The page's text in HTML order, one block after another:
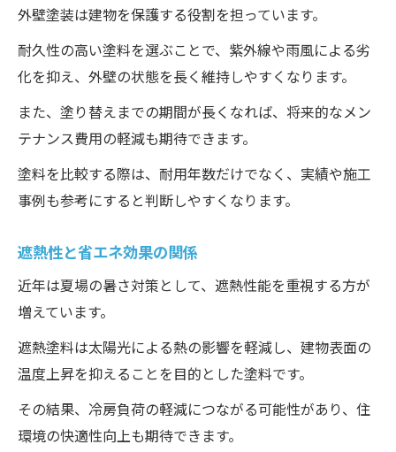
外壁塗装は建物を保護する役割を担っています。
耐久性の高い塗料を選ぶことで、紫外線や雨風による劣
化を抑え、外壁の状態を長く維持しやすくなります。
また、塗り替えまでの期間が長くなれば、将来的なメン
テナンス費用の軽減も期待できます。
塗料を比較する際は、耐用年数だけでなく、実績や施工
事例も参考にすると判断しやすくなります。
遮熱性と省エネ効果の関係
近年は夏場の暑さ対策として、遮熱性能を重視する方が
増えています。
遮熱塗料は太陽光による熱の影響を軽減し、建物表面の
温度上昇を抑えることを目的とした塗料です。
その結果、冷房負荷の軽減につながる可能性があり、住
環境の快適性向上も期待できます。